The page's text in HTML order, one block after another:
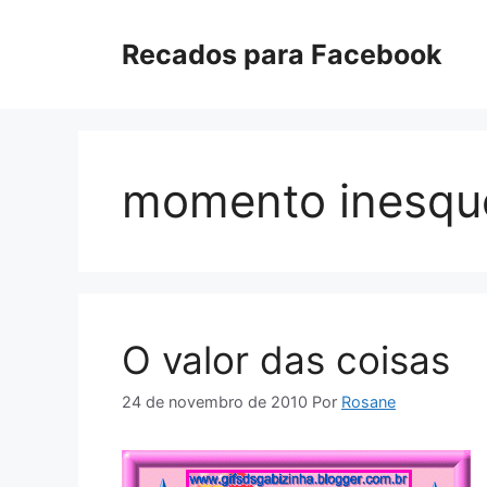
Recados para Facebook
momento
O valor das coisas
24 de novembro de 2010 Por Rosane